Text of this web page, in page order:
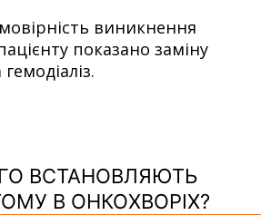
виникнення
показано заміну
ВСТАНОВЛЯЮТЬ
В ОНКОХВОРІХ?